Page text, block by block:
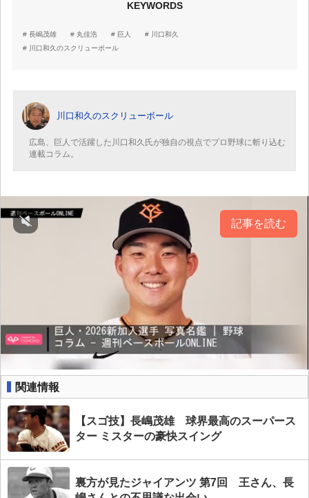
KEYWORDS
長嶋茂雄 丸佳浩 巨人
川口和久
川口和久のスクリューボール
川口和久のスクリューボール
広島、巨人で活躍した川口和久氏が独自の視点でプロ野球に斬り込む
連載コラム。
記事を読む
関連情報
【スゴ技】長嶋茂雄 球界最高のスーパース
ター ミスターの豪快スイング
裏方が見たジャイアンツ 第7回 王さん、長